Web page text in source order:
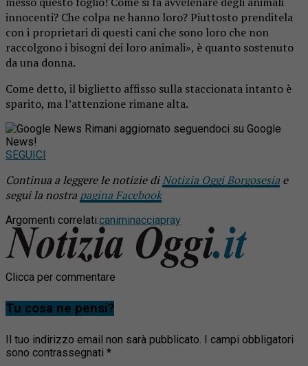
innocenti? Che colpa ne hanno loro? Piuttosto prenditela
con i proprietari di questi cani che sono loro che non
raccolgono i bisogni dei loro animali», è quanto sostenuto
da una donna.
Come detto, il biglietto affisso sulla staccionata intanto è
sparito, ma l’attenzione rimane alta.
Rimani aggiornato seguendoci su Google
News!
SEGUICI
Continua a leggere le notizie diNotizia Oggi Borgosesia e
segui la nostra pagina Facebook
Argomenti correlati:caniminacciapray
Clicca per commentare
Tu cosa ne pensi?
Il tuo indirizzo email non sarà pubblicato.
I campi obbligatori
sono contrassegnati *